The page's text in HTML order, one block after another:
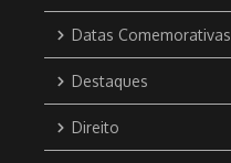
Datas Comemorativas
Destaques
Direito